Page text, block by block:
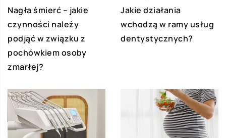
Nagła śmierć – jakie
czynności należy
podjąć w związku z
pochówkiem osoby
zmarłej?
Jakie działania
wchodzą w ramy usług
dentystycznych?